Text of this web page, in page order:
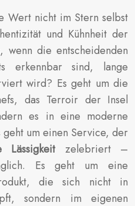
Wert nicht im Stern selbst
und Kühnheit der
wenn die entscheidenden
erkennbar sind, lange
wird? Es geht um die
das Terroir der Insel
es in eine moderne
geht um einen Service, der
Lässigkeitzelebriert –
Es geht um eine
die sich nicht in
sondern im eigenen